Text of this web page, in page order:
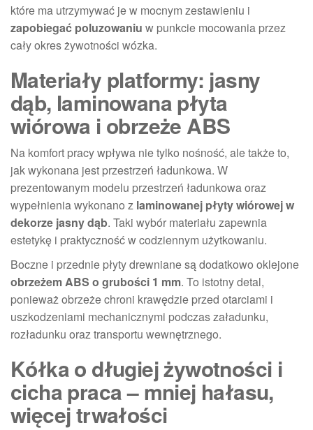
które ma utrzymywać je w mocnym zestawieniu i
zapobiegać poluzowaniu w punkcie mocowania przez
cały okres żywotności wózka.
Materiały platformy: jasny
dąb, laminowana płyta
wiórowa i obrzeże ABS
Na komfort pracy wpływa nie tylko nośność, ale także to,
jak wykonana jest przestrzeń ładunkowa. W
prezentowanym modelu przestrzeń ładunkowa oraz
wypełnienia wykonano z laminowanej płyty wiórowej w
dekorze jasny dąb. Taki wybór materiału zapewnia
estetykę i praktyczność w codziennym użytkowaniu.
Boczne i przednie płyty drewniane są dodatkowo oklejone
obrzeżem ABS o grubości 1 mm. To istotny detal,
ponieważ obrzeże chroni krawędzie przed otarciami i
uszkodzeniami mechanicznymi podczas załadunku,
rozładunku oraz transportu wewnętrznego.
Kółka o długiej żywotności i
cicha praca – mniej hałasu,
więcej trwałości